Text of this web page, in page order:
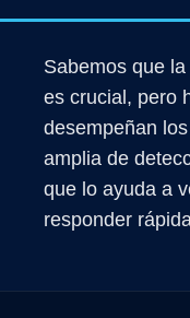
Sabemos que
es crucial, pero
desempeñan
amplia de
que lo ayuda a
responder